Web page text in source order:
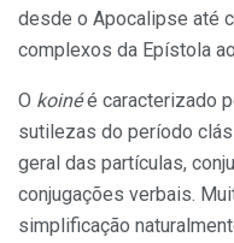
desde o Apocalipse até
complexos da Epístola
O koinéé caracterizado
sutilezas do período
geral das partículas,
conjugações verbais.
simplificação